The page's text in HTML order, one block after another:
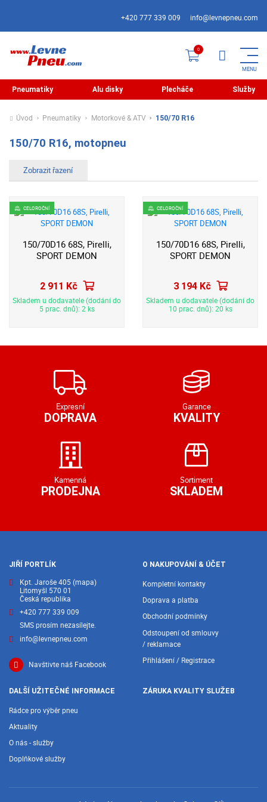
+420 777 339 009 info@levnepneu.com
Pneumatiky Alu disky Plecháče Služby
Úvod Pneumatiky Motorkové & ATV 150/70 R16
150/70 R16, motopneu
CELOROČNÍ
150/70D16 68S, Pirelli,
SPORT DEMON
2 911 Kč
Skladem u dodavatele (dodání do
5 prac. dnů): 2 ks
CELOROČNÍ
150/70D16 68S, Pirelli,
SPORT DEMON
3 194 Kč
Skladem u dodavatele (dodání do
10 prac. dnů): 20 ks
Expresní
DOPRAVA
Garance
KVALITY
Kamenná
PRODEJNA
Sortiment
SKLADEM
JIŘÍ PORTLÍK
Kpt. Jaroše 405(mapa)
Litomyšl 570 01
Česká republika
+420 777 339 009
SMS prosím nezasílejte.
info@levnepneu.com
Navštivte náš Facebook
O NAKUPOVÁNÍ & ÚČET
Kompletní kontakty
Doprava a platba
Obchodní podmínky
Odstoupení od smlouvy
/ reklamace
Přihlášení / Registrace
DALŠÍ UŽITEČNÉ INFORMACE
Rádce pro výběr pneu
Aktuality
O nás - služby
Doplňkové služby
ZÁRUKA KVALITY SLUŽEB